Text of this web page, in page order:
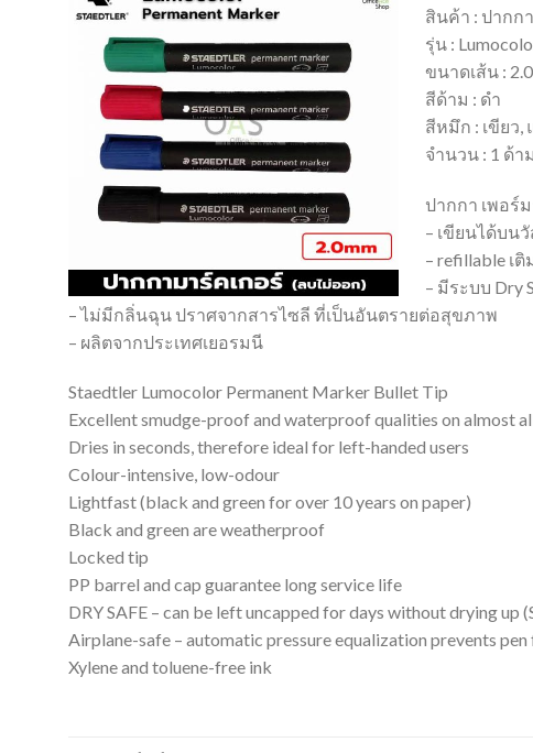
สินค้า : ปากก
รุ่น :
ขนาดเส้น :
สีด้าม : ดำ
สีหมึก : เขียว,
จำนวน : 1 ด้าม
ปากกา เพอร์
– เขียนได้บน
– refillable เ
– มีระบบ Dry
– ไม่มีกลิ่นฉุน ปราศจากสารไซลี ที่เป็นอันตรายต่อสุขภาพ
– ผลิตจากประเทศเยอรมนี
Staedtler Lumocolor Permanent Marker Bullet Tip
Excellent smudge-proof and waterproof qualities on almost
Dries in seconds, therefore ideal for left-handed users
Colour-intensive, low-odour
Lightfast (black and green for over 10 years on paper)
Black and green are weatherproof
Locked tip
PP barrel and cap guarantee long service life
DRY SAFE – can be left uncapped for days without drying up
Airplane-safe – automatic pressure equalization prevents
Xylene and toluene-free ink